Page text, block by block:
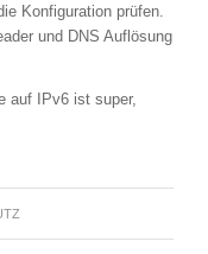
Konfiguration prüfen.
und DNS Auflösung
auf IPv6 ist super,